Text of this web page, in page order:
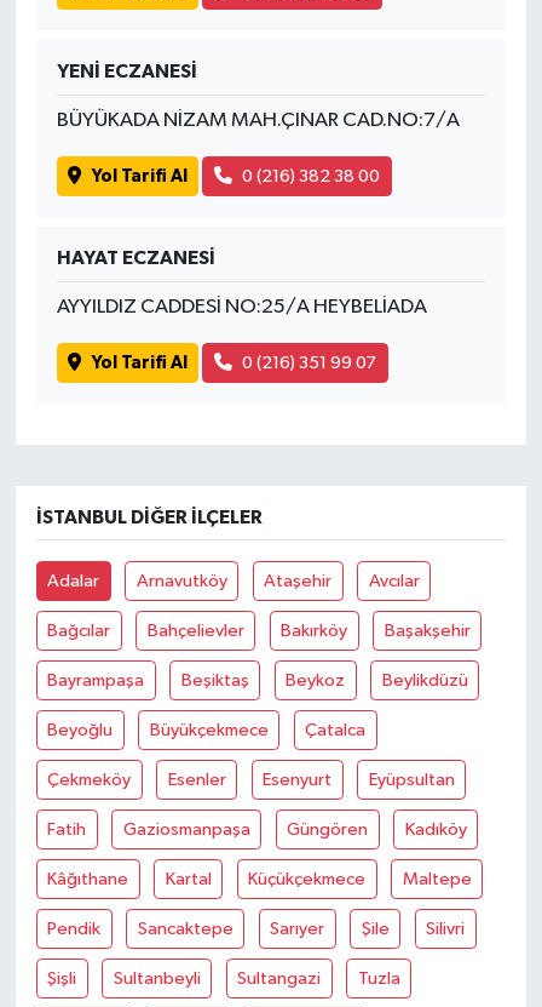
YENİ ECZANESİ
BÜYÜKADA NİZAM MAH.ÇINAR CAD.NO:7/A
Yol Tarifi Al 0 (216) 382 38 00
HAYAT ECZANESİ
AYYILDIZ CADDESİ NO:25/A HEYBELİADA
Yol Tarifi Al 0 (216) 351 99 07
İSTANBUL DIĞER İLÇELER
Adalar Arnavutköy Ataşehir Avcılar
Bağcılar Bahçelievler Bakırköy Başakşehir
Bayrampaşa Beşiktaş Beykoz Beylikdüzü
Beyoğlu Büyükçekmece Çatalca
Çekmeköy Esenler Esenyurt Eyüpsultan
Fatih Gaziosmanpaşa Güngören Kadıköy
Kâğıthane Kartal Küçükçekmece Maltepe
Pendik Sancaktepe Sarıyer Şile Silivri
Şişli Sultanbeyli Sultangazi Tuzla